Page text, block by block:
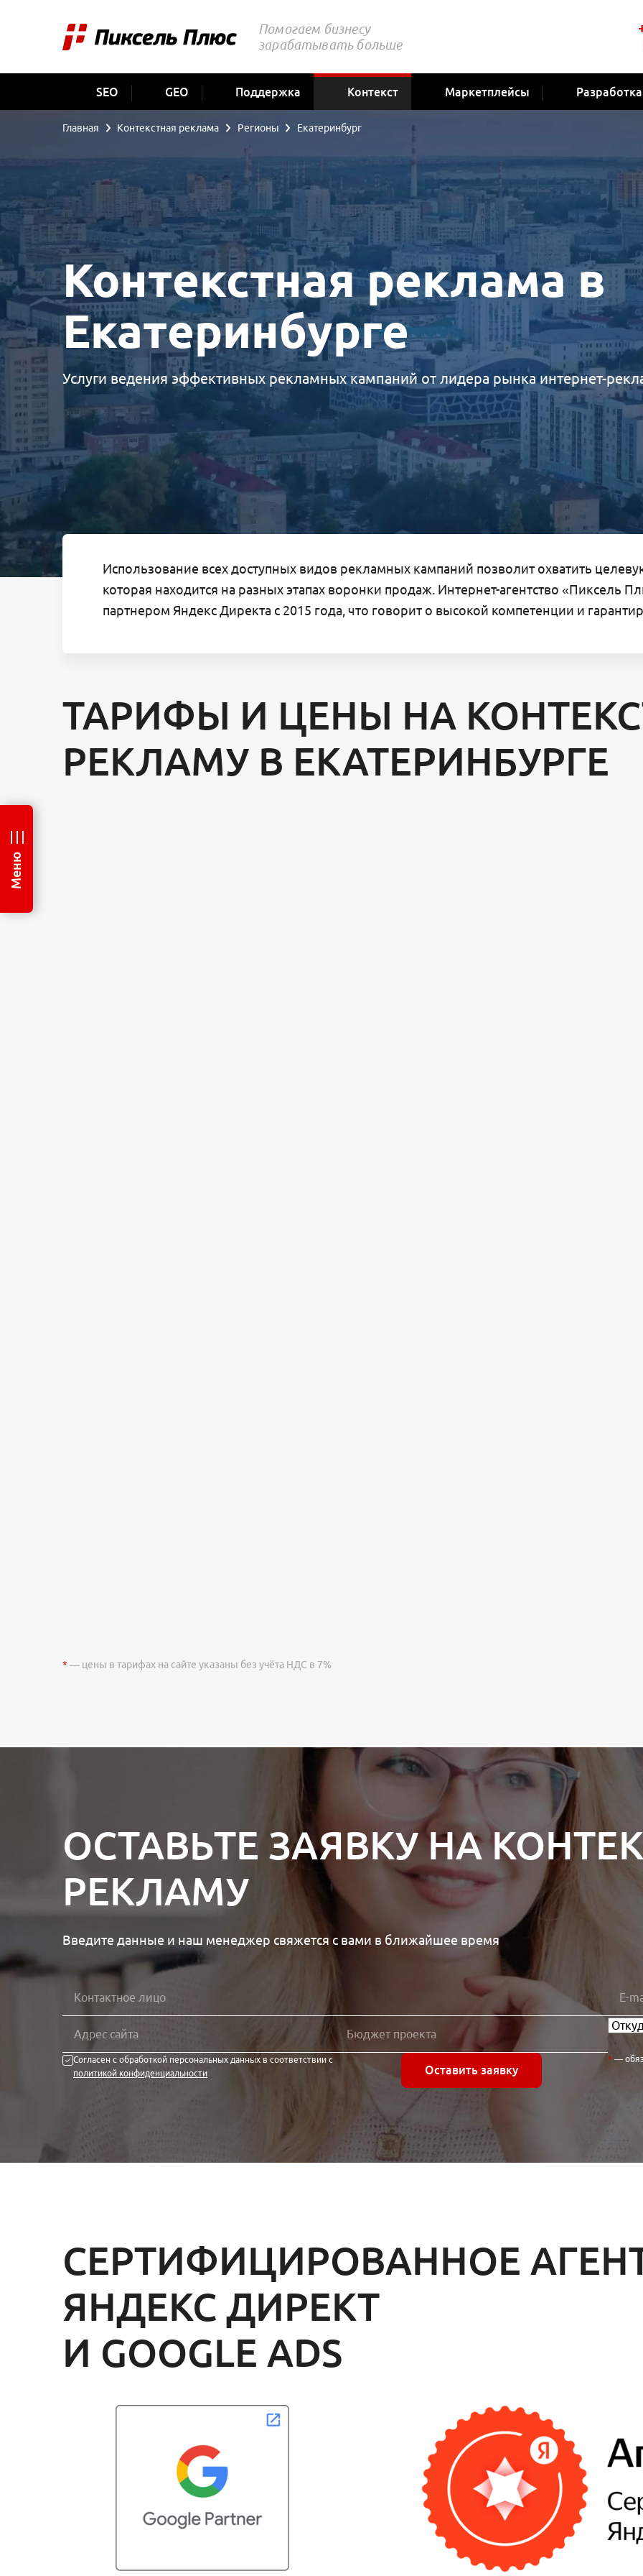
Помогаем бизнесу
зарабатывать больше
SEO GEO Поддержка Контекст Маркетплейсы Разработка
Контекстная реклама в
Екатеринбурге
Услуги ведения эффективных рекламных кампаний от лидера рынка интернет-
Главная Контекстная реклама Регионы Екатеринбург
Использование всех доступных видов рекламных кампаний позволит охватить
которая находится на разных этапах воронки продаж. Интернет-агентство «Пиксель
партнером Яндекс Директа с 2015 года, что говорит о высокой компетенции и
ТАРИФЫ И ЦЕНЫ НА
РЕКЛАМУ В ЕКАТЕРИНБУРГЕ
* — цены в тарифах на сайте указаны без учёта НДС в 7%
ОСТАВЬТЕ ЗАЯВКУ НА
РЕКЛАМУ
Введите данные и наш менеджер свяжется с вами в ближайшее время
Согласен с обработкой персональных данных в соответствии с
политикой конфиденциальности
Оставить заявку
—
СЕРТИФИЦИРОВАННОЕ
ЯНДЕКС ДИРЕКТ
И GOOGLE ADS
Меню